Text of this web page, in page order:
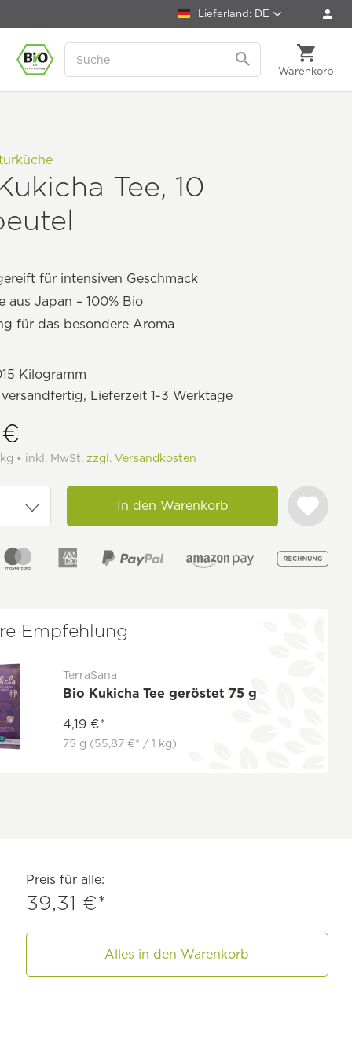
Lieferland: DE
Warenkorb
Tee, 10
für intensiven Geschmack
aus Japan – 100% Bio
für das besondere Aroma
Kilogramm
Lieferzeit 1-3 Werktage
• inkl. MwSt. zzgl. Versandkosten
In den Warenkorb
Empfehlung
TerraSana
Bio Kukicha Tee geröstet 75 g
4,19 €*
75 g (55,87 €* / 1 kg)
Preis für alle:
39,31 €*
Alles in den Warenkorb